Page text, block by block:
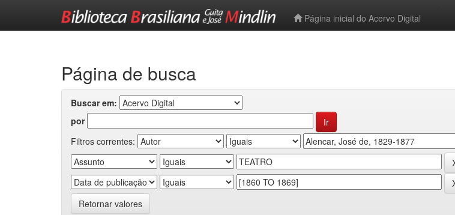
Página inicial do Acervo Digital
Página de busca
Buscar em:
por
Filtros correntes:
Retornar valores